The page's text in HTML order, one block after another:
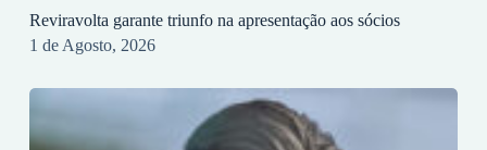
Reviravolta garante triunfo na apresentação aos sócios
1 de Agosto, 2026